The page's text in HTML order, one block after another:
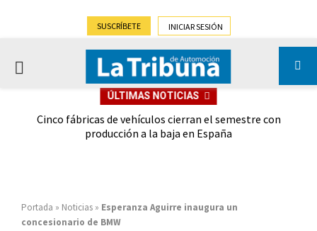
SUSCRÍBETE INICIAR SESIÓN
PRIMARY
ÚLTIMAS NOTICIAS
Cinco fábricas de vehículos cierran el semestre con
producción a la baja en España
Portada » Noticias » Esperanza Aguirre inaugura un
concesionario de BMW